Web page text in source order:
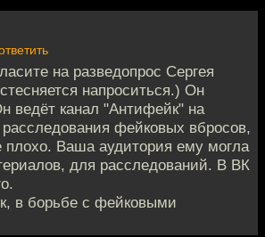
на разведопрос Сергея
напроситься.) Он
ведёт канал "Антифейк" на
фейковых вбросов,
плохо. Ваша аудитория ему могла
для расследований. В ВК
в борьбе с фейковыми